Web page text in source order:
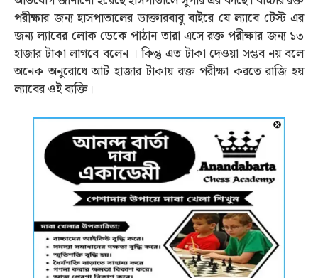
পরীক্ষার জন্য হাসপাতালের ডাক্তারবাবু বাইরে যে ল্যাবে টেস্ট এর
জন্য ল্যাবের লোক ডেকে পাঠান তারা এসে রক্ত পরীক্ষার জন্য ১৩
হাজার টাকা লাগবে বলেন । কিন্তু এত টাকা দেওয়া সম্ভব নয় বলে
অনেক অনুরোধে আট হাজার টাকায় রক্ত পরীক্ষা করতে রাজি হয়
ল্যাবের ওই ব্যক্তি।